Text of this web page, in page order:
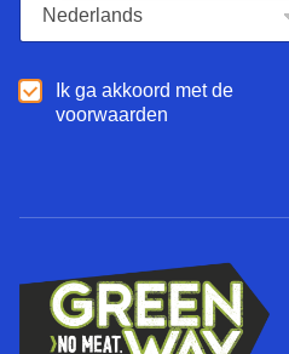
n
u
A
Ik ga akkoord met de
voorwaarden